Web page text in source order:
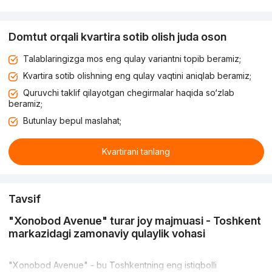
Domtut orqali kvartira sotib olish juda oson
Talablaringizga mos eng qulay variantni topib beramiz;
Kvartira sotib olishning eng qulay vaqtini aniqlab beramiz;
Quruvchi taklif qilayotgan chegirmalar haqida so‘zlab
beramiz;
Butunlay bepul maslahat;
Kvartirani tanlang
Tavsif
"Xonobod Avenue" turar joy majmuasi - Toshkent
markazidagi zamonaviy qulaylik vohasi
"Xonobod Avenue" - bu Toshkentning eng istiqbolli